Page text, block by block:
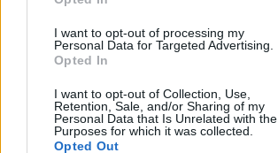
I want to opt-out of processing my
Personal Data for Targeted Advertising.
Opted In
I want to opt-out of Collection, Use,
Retention, Sale, and/or Sharing of my
Personal Data that Is Unrelated with the
Purposes for which it was collected.
Opted Out